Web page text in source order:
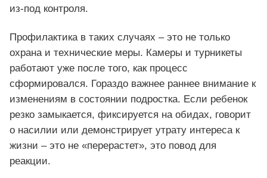
из-под контроля.
Профилактика в таких случаях – это не только
охрана и технические меры. Камеры и турникеты
работают уже после того, как процесс
сформировался. Гораздо важнее раннее внимание к
изменениям в состоянии подростка. Если ребенок
резко замыкается, фиксируется на обидах, говорит
о насилии или демонстрирует утрату интереса к
жизни – это не «перерастет», это повод для
реакции.